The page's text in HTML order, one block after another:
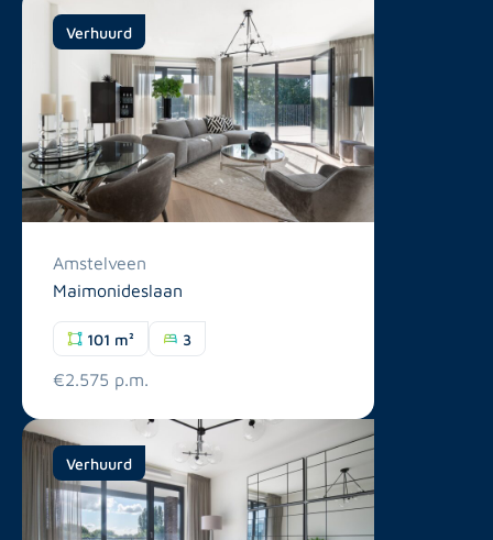
Verhuurd
Amstelveen
Maimonideslaan
101 m² 3
€2.575 p.m.
Verhuurd